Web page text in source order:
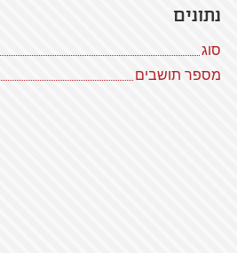
נתונים
סוג
מספר תושבים